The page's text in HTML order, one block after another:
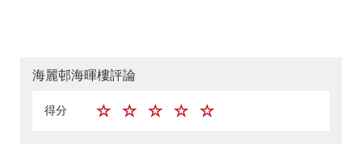
海麗邨海暉樓評論
得分